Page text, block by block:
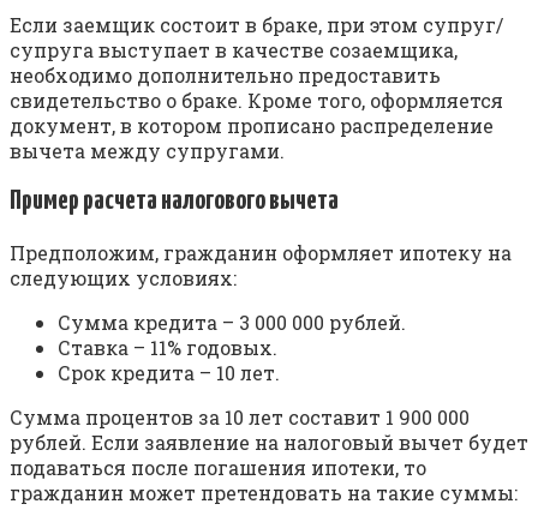
Если заемщик состоит в браке, при этом супруг/
супруга выступает в качестве созаемщика,
необходимо дополнительно предоставить
свидетельство о браке. Кроме того, оформляется
документ, в котором прописано распределение
вычета между супругами.
Пример расчета налогового вычета
Предположим, гражданин оформляет ипотеку на
следующих условиях:
Сумма кредита – 3 000 000 рублей.
Ставка – 11% годовых.
Срок кредита – 10 лет.
Сумма процентов за 10 лет составит 1 900 000
рублей. Если заявление на налоговый вычет будет
подаваться после погашения ипотеки, то
гражданин может претендовать на такие суммы: